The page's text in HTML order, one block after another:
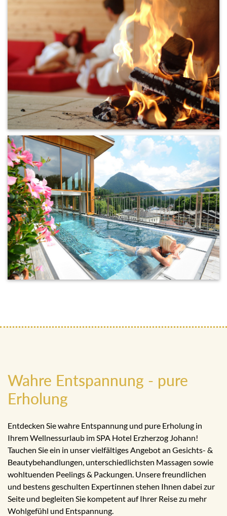
Wahre Entspannung - pure
Erholung
Entdecken Sie wahre Entspannung und pure Erholung in
Ihrem Wellnessurlaub im SPA Hotel Erzherzog Johann!
Tauchen Sie ein in unser vielfältiges Angebot an Gesichts- &
Beautybehandlungen, unterschiedlichsten Massagen sowie
wohltuenden Peelings & Packungen. Unsere freundlichen
und bestens geschulten Expertinnen stehen Ihnen dabei zur
Seite und begleiten Sie kompetent auf Ihrer Reise zu mehr
Wohlgefühl und Entspannung.